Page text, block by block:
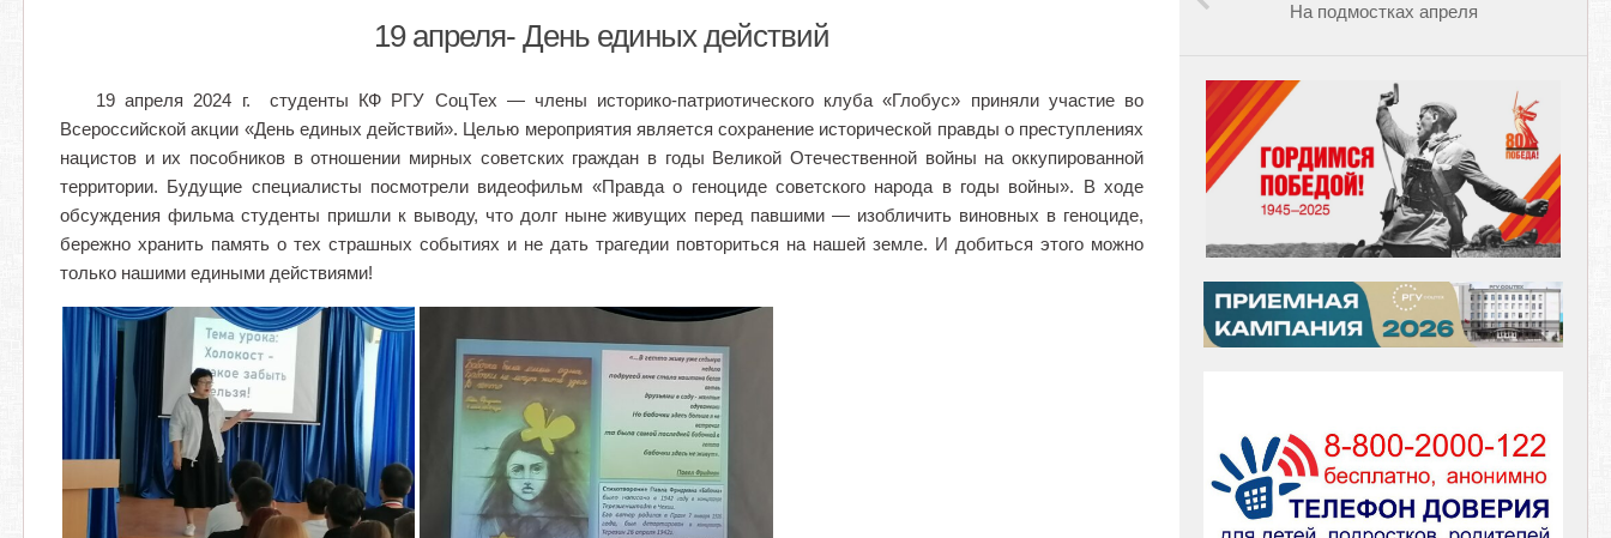
19 апреля- День единых действий
19 апреля 2024 г. студенты КФ РГУ СоцТех — члены историко-патриотического клуба «Глобус» приняли участие во
Всероссийской акции «День единых действий». Целью мероприятия является сохранение исторической правды о преступлениях
нацистов и их пособников в отношении мирных советских граждан в годы Великой Отечественной войны на оккупированной
территории. Будущие специалисты посмотрели видеофильм «Правда о геноциде советского народа в годы войны». В ходе
обсуждения фильма студенты пришли к выводу, что долг ныне живущих перед павшими — изобличить виновных в геноциде,
бережно хранить память о тех страшных событиях и не дать трагедии повториться на нашей земле. И добиться этого можно
только нашими едиными действиями!
На подмостках апреля